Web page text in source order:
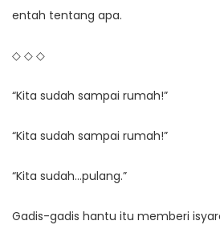
entah tentang apa.
◇ ◇ ◇
“Kita sudah sampai rumah!”
“Kita sudah sampai rumah!”
“Kita sudah…pulang.”
Gadis-gadis hantu itu memberi